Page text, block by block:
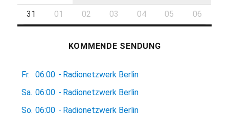
31 01 02 03 04 05 06
KOMMENDE SENDUNG
Fr. 06:00 - Radionetzwerk Berlin
Sa. 06:00 - Radionetzwerk Berlin
So. 06:00 - Radionetzwerk Berlin